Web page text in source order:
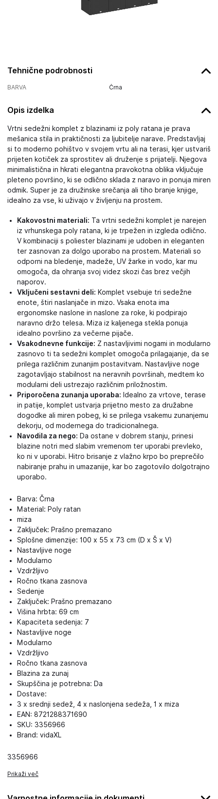
Tehnične podrobnosti
BARVA Črna
Opis izdelka
Vrtni sedežni komplet z blazinami iz poly ratana je prava
mešanica stila in praktičnosti za ljubitelje narave. Predstavljaj
si to moderno pohištvo v svojem vrtu ali na terasi, kjer ustvariš
prijeten kotiček za sprostitev ali druženje s prijatelji. Njegova
minimalistična in hkrati elegantna pravokotna oblika vključuje
pleteno površino, ki se odlično sklada z naravo in ponuja miren
odmik. Super je za družinske srečanja ali tiho branje knjige,
idealno za vse, ki uživajo v življenju na prostem.
Kakovostni materiali: Ta vrtni sedežni komplet je narejen
iz vrhunskega poly ratana, ki je trpežen in izgleda odlično.
V kombinaciji s poliester blazinami je udoben in eleganten
ter zasnovan za dolgo uporabo na prostem. Materiali so
odporni na bledenje, madeže, UV žarke in vodo, kar mu
omogoča, da ohranja svoj videz skozi čas brez večjih
naporov.
Vključeni sestavni deli: Komplet vsebuje tri sedežne
enote, štiri naslanjače in mizo. Vsaka enota ima
ergonomske naslone in naslone za roke, ki podpirajo
naravno držo telesa. Miza iz kaljenega stekla ponuja
idealno površino za večerne pijače.
Vsakodnevne funkcije: Z nastavljivimi nogami in modularno
zasnovo ti ta sedežni komplet omogoča prilagajanje, da se
prilega različnim zunanjim postavitvam. Nastavljive noge
zagotavljajo stabilnost na neravnih površinah, medtem ko
modularni deli ustrezajo različnim priložnostim.
Priporočena zunanja uporaba: Idealno za vrtove, terase
in patije, komplet ustvarja prijetno mesto za družabne
dogodke ali miren pobeg, ki se prilega vsakemu zunanjemu
dekorju, od modernega do tradicionalnega.
Navodila za nego: Da ostane v dobrem stanju, prinesi
blazine notri med slabim vremenom ter uporabi prevleko,
ko ni v uporabi. Hitro brisanje z vlažno krpo bo preprečilo
nabiranje prahu in umazanije, kar bo zagotovilo dolgotrajno
uporabo.
Barva: Črna
Material: Poly ratan
miza
Zaključek: Prašno premazano
Splošne dimenzije: 100 x 55 x 73 cm (D x Š x V)
Nastavljive noge
Modularno
Vzdržljivo
Ročno tkana zasnova
Sedenje
Zaključek: Prašno premazano
Višina hrbta: 69 cm
Kapaciteta sedenja: 7
Nastavljive noge
Modularno
Vzdržljivo
Ročno tkana zasnova
Blazina za zunaj
Skupščina je potrebna: Da
Dostave:
3 x srednji sedež, 4 x naslonjena sedeža, 1 x miza
EAN: 8721288371690
SKU: 3356966
Brand: vidaXL
3356966
Prikaži več